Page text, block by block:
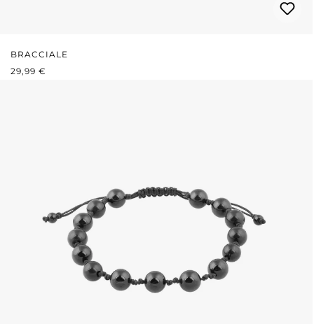
BRACCIALE
PREZZO NORMALE:
29,99 €